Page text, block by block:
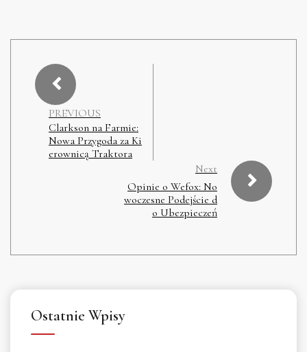
PREVIOUS
Clarkson na Farmie:
Nowa Przygoda za Ki
erownicą Traktora
Next
Opinie o Wefox: No
woczesne Podejście d
o Ubezpieczeń
Ostatnie Wpisy